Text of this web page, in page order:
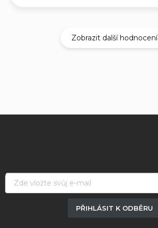
Zobrazit další hodnocení
PŘIHLÁSIT K ODBĚRU